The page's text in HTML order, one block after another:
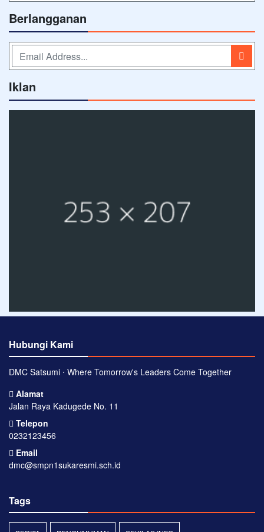
Berlangganan
Iklan
Hubungi Kami
DMC Satsumi ⋅ Where Tomorrow's Leaders Come Together
Alamat
Jalan Raya Kadugede No. 11
Telepon
0232123456
Email
dmc@smpn1sukaresmi.sch.id
Tags